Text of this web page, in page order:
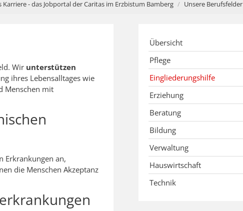
Karriere - das Jobportal der Caritas im Erzbistum Bamberg Unsere Berufsfelder
Wir unterstützen
ihres Lebensalltages wie
Menschen mit
Erkrankungen an,
die Menschen Akzeptanz
Übersicht
Pflege
Eingliederungshilfe
Erziehung
Beratung
Bildung
Verwaltung
Hauswirtschaft
Technik